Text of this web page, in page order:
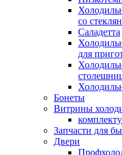
со
Саладетта
для
Бонеты
Витрины
Запчасти для
Двери